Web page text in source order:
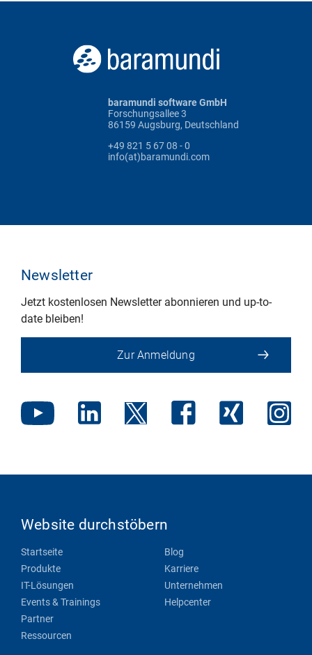
baramundi software GmbH
Forschungsallee 3
86159 Augsburg, Deutschland
+49 821 5 67 08 - 0
info(at)baramundi.com
Newsletter
Jetzt kostenlosen Newsletter abonnieren und up-to-
date bleiben!
Zur Anmeldung
Website durchstöbern
Startseite
Produkte
IT-Lösungen
Events & Trainings
Partner
Ressourcen
Blog
Karriere
Unternehmen
Helpcenter